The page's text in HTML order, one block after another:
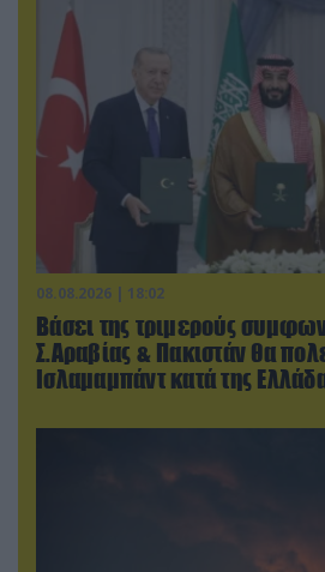
08.08.2026 | 18:02
Βάσει της τριμερούς
Σ.Αραβίας & Πακιστάν θα
Ισλαμαμπάντ κατά της